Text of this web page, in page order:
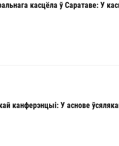
касцёла ў Саратаве: У
канферэнцыі: У аснове